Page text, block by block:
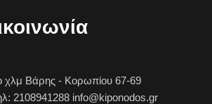
χλμ Βάρης - Κορωπίου 67-69
2108941288 info@kiponodos.gr